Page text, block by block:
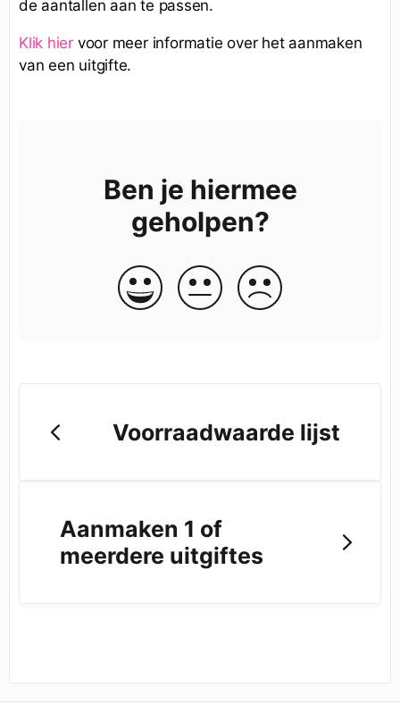
de aantallen aan te passen.
Klik hier voor meer informatie over het aanmaken
van een uitgifte.
Ben je hiermee
geholpen?
Voorraadwaarde lijst
Aanmaken 1 of
meerdere uitgiftes